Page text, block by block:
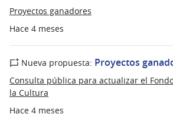
Hace 4 meses
Proyectos ganadores
Hace 4 meses
Nueva propuesta: Proyectos
Consulta pública para actualizar el
la Cultura